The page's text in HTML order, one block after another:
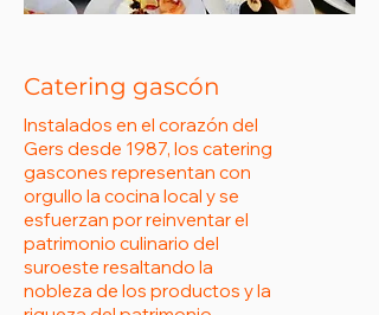
Catering gascón
Instalados en el corazón del
Gers desde 1987, los catering
gascones representan con
orgullo la cocina local y se
esfuerzan por reinventar el
patrimonio culinario del
suroeste resaltando la
nobleza de los productos y la